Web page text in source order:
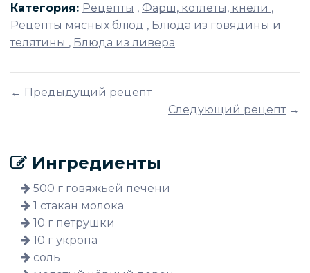
Категория: Рецепты , Фарш, котлеты, кнели ,
Рецепты мясных блюд , Блюда из говядины и
телятины , Блюда из ливера
← Предыдущий рецепт
Следующий рецепт→
Ингредиенты
500 г говяжьей печени
1 стакан молока
10 г петрушки
10 г укропа
соль